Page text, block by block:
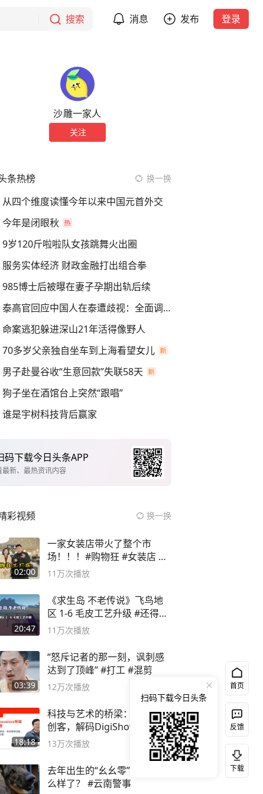
搜索 消息 发布 登录
沙雕一家人
关注
条热榜 换一换
从四个维度读懂今年以来中国元首外交
今年是闭眼秋
9岁120斤啦啦队女孩跳舞火出圈
服务实体经济 财政金融打出组合拳
985博士后被曝在妻子孕期出轨后续
泰高官回应中国人在泰遭歧视：全面调查
命案逃犯躲进深山21年活得像野人
70多岁父亲独自坐车到上海看望女儿
男子赴曼谷收“生意回款”失联58天
狗子坐在酒馆台上突然“跟唱”
谁是宇树科技背后赢家
码下载今日头条APP
最新、最热资讯内容
彩视频 换一换
02:00
一家女装店带火了整个市
场！！！#购物狂 #女装店 #
高品质女装
11万次播放
20:47
《求生岛 不老传说》飞鸟地
区 1-6 毛皮工艺升级 #还得是
主机大作
11万次播放
03:39
“怒斥记者的那一刻，讽刺感
达到了顶峰” #打工 #混剪
12万次播放
18:18
科技与艺术的桥梁：专访跨界
创客，解码DigiShow的创新
之路
13万次播放
去年出生的“幺幺零”，如今怎
么样了？ #云南警事
首页
反馈
下载
扫码下载今日头条